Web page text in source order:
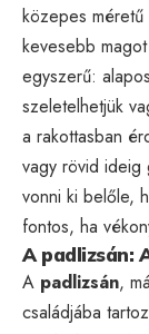
közepes
kevesebb
egyszerű:
szeletelhetjük
a rakottasban
vagy rövid ideig
vonni ki belőle,
fontos, ha
A padlizsán:
A padlizsán,
családjába